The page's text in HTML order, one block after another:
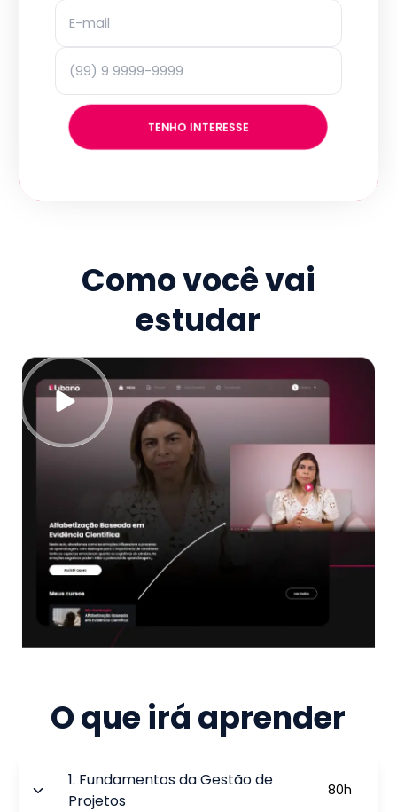
TENHO INTERESSE
Como você vai
estudar
O que irá aprender
1. Fundamentos da Gestão de
Projetos
80h